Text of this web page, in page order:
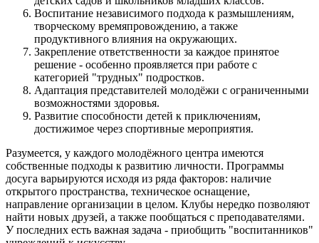
Воспитание независимого подхода к размышлениям,
творческому времяпровождению, а также
продуктивного влияния на окружающих.
Закрепление ответственности за каждое принятое
решение - особенно проявляется при работе с
категорией "трудных" подростков.
Адаптация представителей молодёжи с ограниченными
возможностями здоровья.
Развитие способности детей к приключениям,
достижимое через спортивные мероприятия.
Разумеется, у каждого молодёжного центра имеются
собственные подходы к развитию личности. Программы
досуга варьируются исходя из ряда факторов: наличие
открытого пространства, техническое оснащение,
направление организации в целом. Клубы нередко позволяют
найти новых друзей, а также пообщаться с преподавателями.
У последних есть важная задача - приобщить "воспитанников"